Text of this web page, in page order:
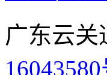
广东云关